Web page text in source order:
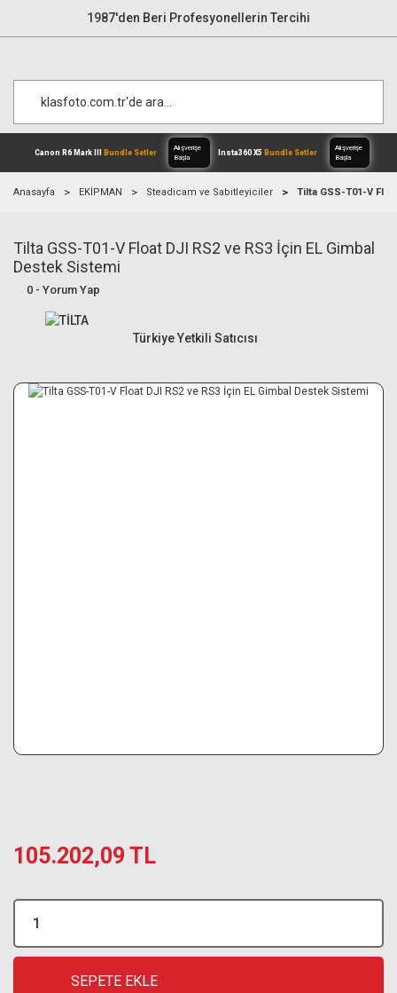
1987'den Beri Profesyonellerin Tercihi
Canon R6 Mark IIIBundle Setler
Alışverişe
Anasayfa EKİPMAN Steadicam ve Sabitleyiciler Tilta GSS-T01-V
Tilta GSS-T01-V Float DJI RS2 ve RS3 İçin EL Gimbal
Destek Sistemi
0 - Yorum Yap
Türkiye Yetkili Satıcısı
105.202,09 TL
SEPETE EKLE